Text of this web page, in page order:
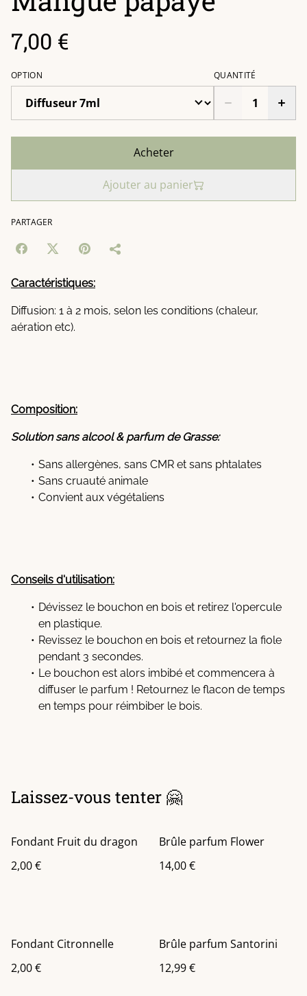
7,00 €
OPTION QUANTITÉ
Acheter
Ajouter au panier
PARTAGER
Caractéristiques:
Diffusion: 1 à 2 mois, selon les conditions (chaleur,
aération etc).
Composition:
Solution sans alcool & parfum de Grasse:
Sans allergènes, sans CMR et sans phtalates
Sans cruauté animale
Convient aux végétaliens
Conseils d'utilisation:
Dévissez le bouchon en bois et retirez l'opercule
en plastique.
Revissez le bouchon en bois et retournez la fiole
pendant 3 secondes.
Le bouchon est alors imbibé et commencera à
diffuser le parfum ! Retournez le flacon de temps
en temps pour réimbiber le bois.
Laissez-vous tenter 🤗
Fondant Fruit du dragon
2,00 €
Brûle parfum Flower
14,00 €
Fondant Citronnelle
2,00 €
Brûle parfum Santorini
12,99 €